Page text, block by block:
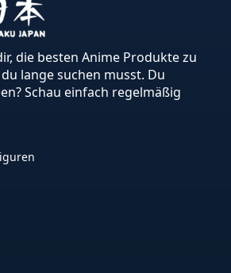
die besten Anime Produkte zu
lange suchen musst. Du
Schau einfach regelmäßig